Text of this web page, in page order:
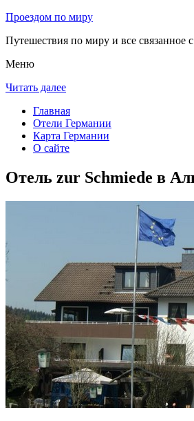
Проездом по миру
Путешествия по миру и все связанное
Меню
Читать далее
Главная
Отели Германии
Карта Германии
О сайте
Отель zur Schmiede в